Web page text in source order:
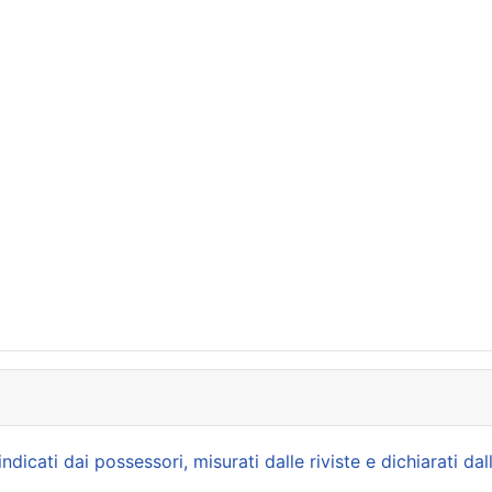
dai possessori, misurati dalle riviste e dichiarati